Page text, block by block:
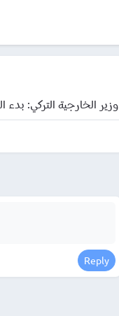
وزير الخارجية التركي:
Reply